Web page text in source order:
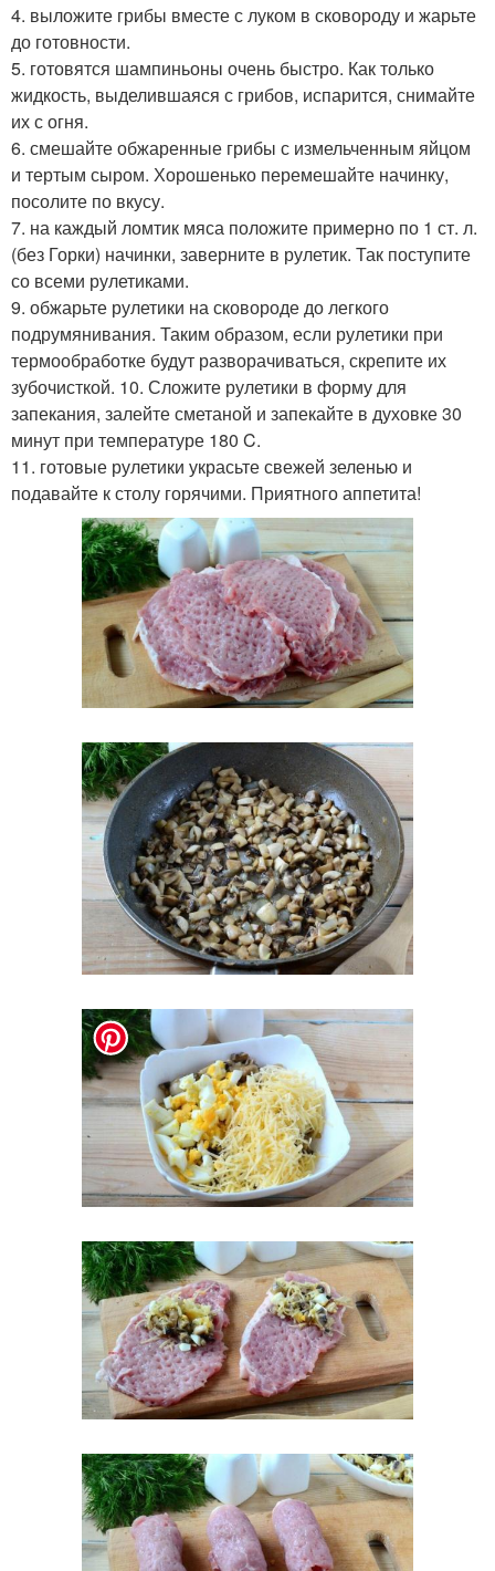
4. выложите грибы вместе с луком в сковороду и жарьте
до готовности.
5. готовятся шампиньоны очень быстро. Как только
жидкость, выделившаяся с грибов, испарится, снимайте
их с огня.
6. смешайте обжаренные грибы с измельченным яйцом
и тертым сыром. Хорошенько перемешайте начинку,
посолите по вкусу.
7. на каждый ломтик мяса положите примерно по 1 ст. л.
(без Горки) начинки, заверните в рулетик. Так поступите
со всеми рулетиками.
9. обжарьте рулетики на сковороде до легкого
подрумянивания. Таким образом, если рулетики при
термообработке будут разворачиваться, скрепите их
зубочисткой. 10. Сложите рулетики в форму для
запекания, залейте сметаной и запекайте в духовке 30
минут при температуре 180 C.
11. готовые рулетики украсьте свежей зеленью и
подавайте к столу горячими. Приятного аппетита!